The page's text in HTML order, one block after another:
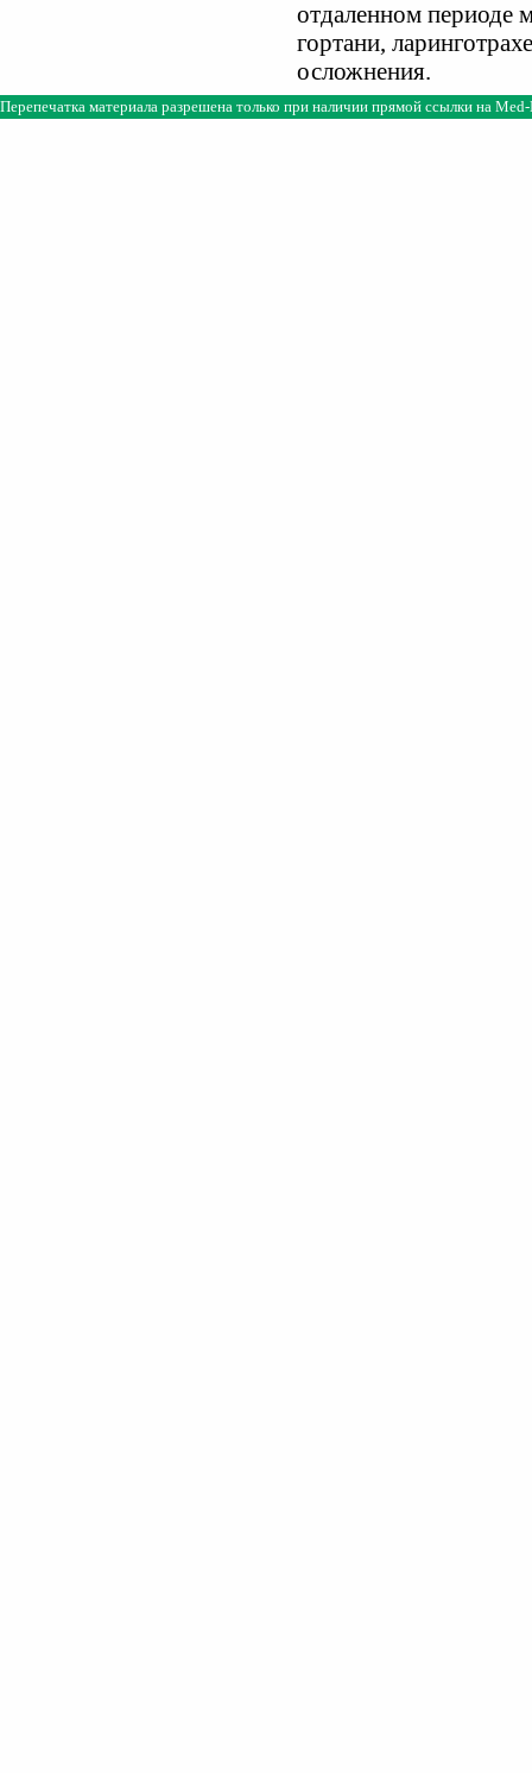
отдаленном периоде
гортани,
осложнения.
Перепечатка материала разрешена только при наличии прямой ссылки на